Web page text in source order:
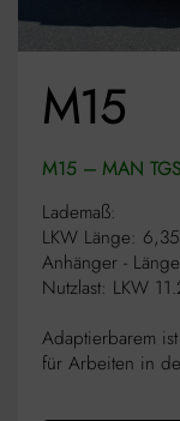
M15
M15 – MAN
Lademaß:
LKW Länge:
Anhänger -
Nutzlast: LKW
Adaptierbarem
für Arbeiten in